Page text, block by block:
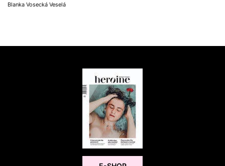
Blanka Vosecká Veselá